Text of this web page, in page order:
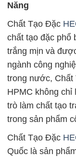
Năng
Chất Tạo Đặc
chất tạo đặc phổ
trắng mịn và
ngành công
trong nước, Chất
HPMC không chỉ
trò làm chất tạo
trong sản phẩm
Chất Tạo Đặc
Quốc là sản